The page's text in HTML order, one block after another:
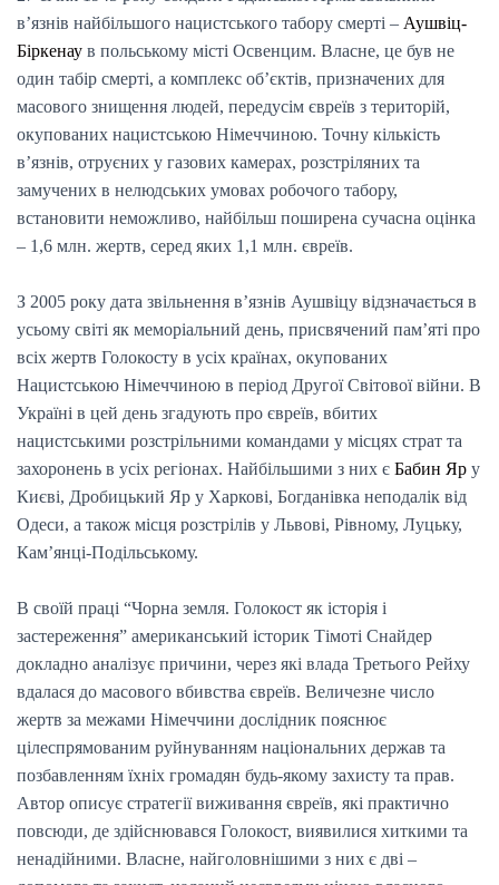
в’язнів найбільшого нацистського табору смерті – Аушвіц-
Біркенау в польському місті Освенцим. Власне, це був не
один табір смерті, а комплекс об’єктів, призначених для
масового знищення людей, передусім євреїв з територій,
окупованих нацистською Німеччиною. Точну кількість
в’язнів, отруєних у газових камерах, розстріляних та
замучених в нелюдських умовах робочого табору,
встановити неможливо, найбільш поширена сучасна оцінка
– 1,6 млн. жертв, серед яких 1,1 млн. євреїв.
З 2005 року дата звільнення в’язнів Аушвіцу відзначається в
усьому світі як меморіальний день, присвячений пам’яті про
всіх жертв Голокосту в усіх країнах, окупованих
Нацистською Німеччиною в період Другої Світової війни. В
Україні в цей день згадують про євреїв, вбитих
нацистськими розстрільними командами у місцях страт та
захоронень в усіх регіонах. Найбільшими з них є Бабин Яр у
Києві, Дробицький Яр у Харкові, Богданівка неподалік від
Одеси, а також місця розстрілів у Львові, Рівному, Луцьку,
Кам’янці-Подільському.
В своїй праці “Чорна земля. Голокост як історія і
застереження” американський історик Тімоті Снайдер
докладно аналізує причини, через які влада Третього Рейху
вдалася до масового вбивства євреїв. Величезне число
жертв за межами Німеччини дослідник пояснює
цілеспрямованим руйнуванням національних держав та
позбавленням їхніх громадян будь-якому захисту та прав.
Автор описує стратегії виживання євреїв, які практично
повсюди, де здійснювався Голокост, виявилися хиткими та
ненадійними. Власне, найголовнішими з них є дві –